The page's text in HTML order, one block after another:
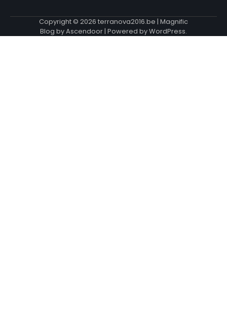
Copyright © 2026 terranova2016.be | Magnific
Blog byAscendoor| Powered byWordPress.